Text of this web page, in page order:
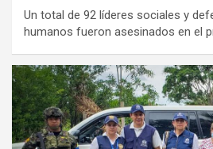
Un total de 92 líderes sociales y
humanos fueron asesinados en el